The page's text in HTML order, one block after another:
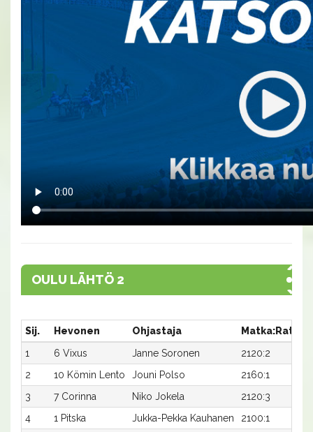
OULU LÄHTÖ 2
Sij. Hevonen Ohjastaja Matka:Rata
1
6 Vixus Janne Soronen 2120:2
2
10 Kömin Lento Jouni Polso 2160:1
3
7 Corinna Niko Jokela 2120:3
4
1 Pitska Jukka-Pekka Kauhanen 2100:1